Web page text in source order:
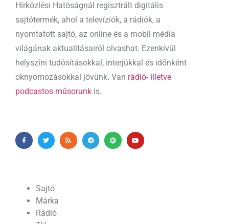
Hírközlési Hatóságnál regisztrált digitális
sajtótermék, ahol a televíziók, a rádiók, a
nyomtatott sajtó, az online és a mobil média
világának aktualitásairól olvashat. Ezenkívül
helyszíni tudósításokkal, interjúkkal és időnként
oknyomozásokkal jövünk. Van rádió- illetve
podcastos műsorunk is.
Sajtó
Márka
Rádió